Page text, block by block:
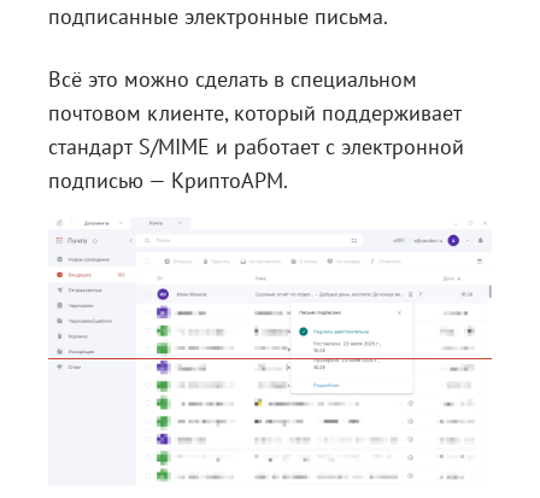
подписанные электронные письма.
Всё это можно сделать в специальном
почтовом клиенте, который поддерживает
стандарт S/MIME и работает с электронной
подписью — КриптоАРМ.